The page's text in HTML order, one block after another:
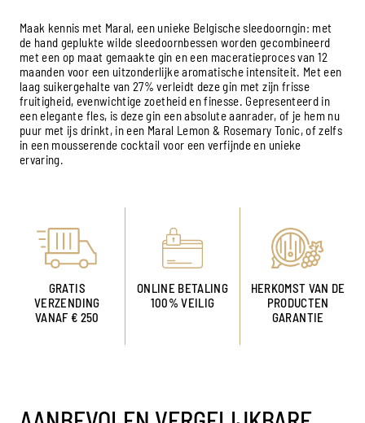
Maak kennis met Maral, een unieke Belgische sleedoorngin: met
de hand geplukte wilde sleedoornbessen worden gecombineerd
met een op maat gemaakte gin en een maceratieproces van 12
maanden voor een uitzonderlijke aromatische intensiteit. Met een
laag suikergehalte van 27% verleidt deze gin met zijn frisse
fruitigheid, evenwichtige zoetheid en finesse. Gepresenteerd in
een elegante fles, is deze gin een absolute aanrader, of je hem nu
puur met ijs drinkt, in een Maral Lemon & Rosemary Tonic, of zelfs
in een mousserende cocktail voor een verfijnde en unieke
ervaring.
GRATIS
VERZENDING
VANAF € 250
ONLINE BETALING
100% VEILIG
HERKOMST VAN DE
PRODUCTEN
GARANTIE